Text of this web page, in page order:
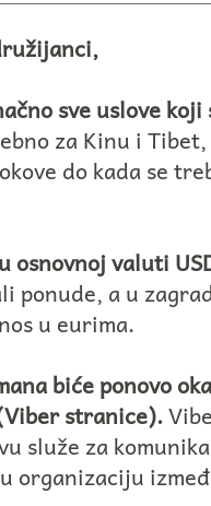
sve uslove
za Kinu i
do kada se
osnovnoj valuti
ponude, a u
u eurima.
biće ponovo
stranice).
služe za
organizaciju